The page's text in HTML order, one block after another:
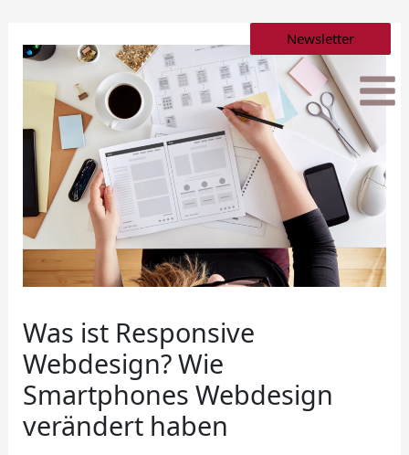
Inhalt
springen
Newsletter
Was ist Responsive
Webdesign? Wie
Smartphones Webdesign
verändert haben